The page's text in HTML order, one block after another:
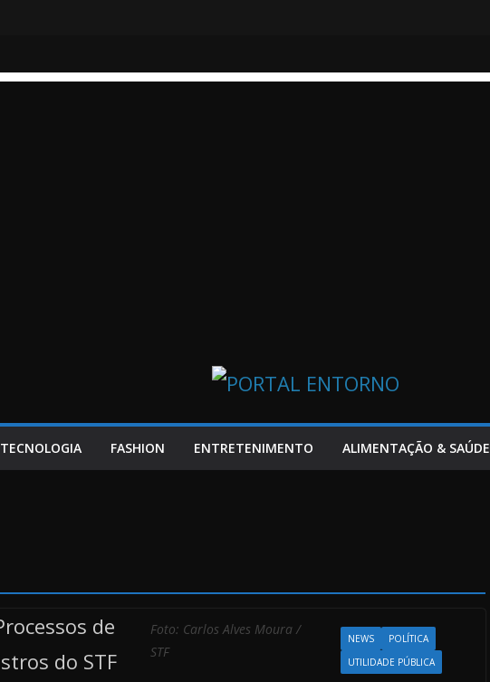
TECNOLOGIA FASHION ENTRETENIMENTO ALIMENTAÇÃO & SAÚDE
Foto: Carlos Alves Moura /
STF
NEWS
POLÍTICA
UTILIDADE PÚBLICA